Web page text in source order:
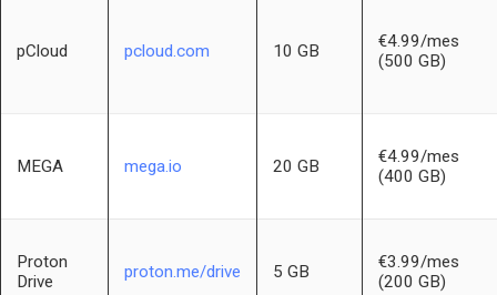
pCloud pcloud.com 10 GB
€4.99/mes
(500 GB)
MEGA mega.io 20 GB
€4.99/mes
(400 GB)
Proton
Drive
proton.me/drive 5 GB
€3.99/mes
(200 GB)